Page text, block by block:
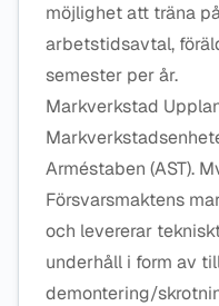
möjlighet att träna
arbetstidsavtal,
semester per år.
Markverkstad
Arméstaben (AST).
Försvarsmaktens
och levererar
underhåll i form av
demontering/